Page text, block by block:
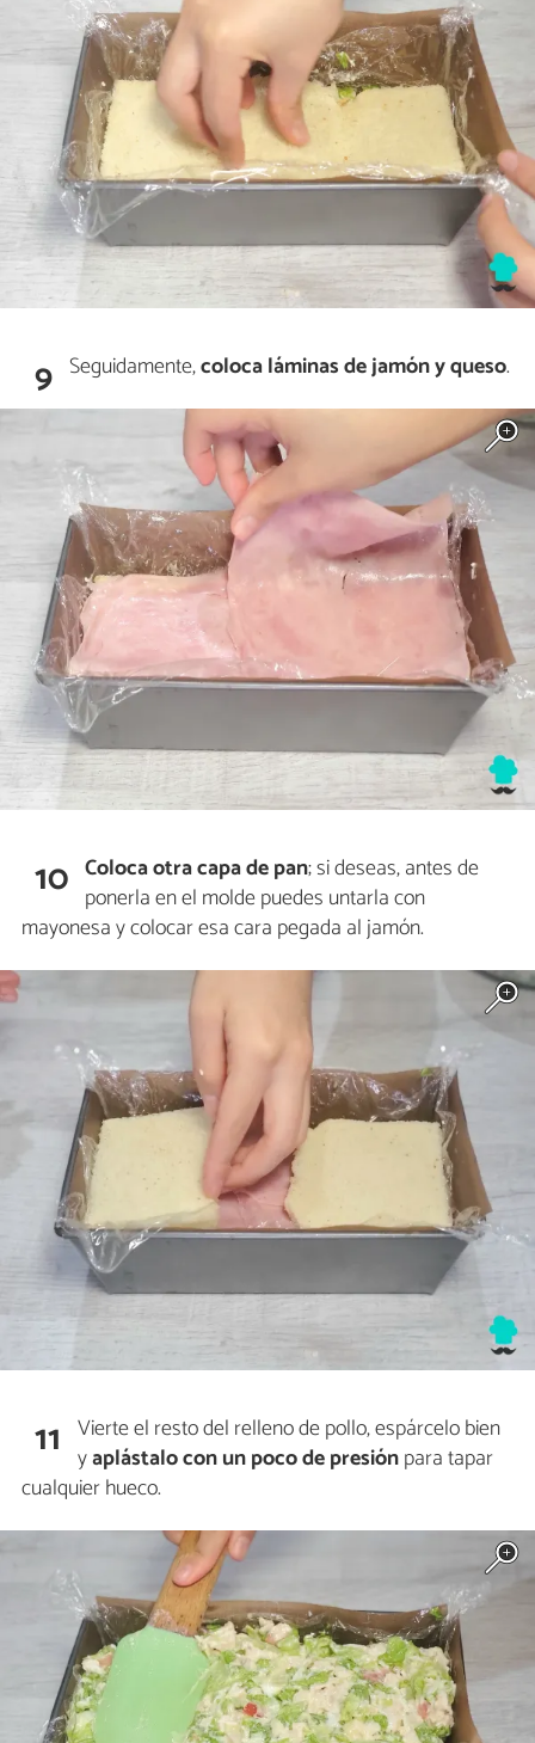
9 Seguidamente,coloca láminas de jamón y queso.
10 Coloca otra capa de pan; si deseas, antes de
ponerla en el molde puedes untarla con
mayonesa y colocar esa cara pegada al jamón.
11 Vierte el resto del relleno de pollo, espárcelo bien
yaplástalo con un poco de presiónpara tapar
cualquier hueco.